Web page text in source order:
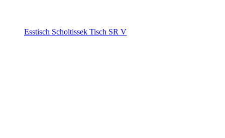
Esstisch Scholtissek Tisch SR V